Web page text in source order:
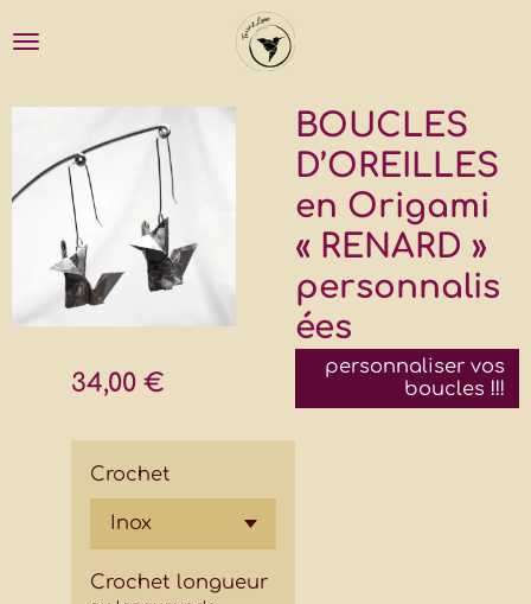
au
principal
BOUCLES
D’OREILLES
en Origami
« RENARD »
personnalis
ées
personnaliser vos
boucles !!!
34,00 €
Crochet
Crochet longueur